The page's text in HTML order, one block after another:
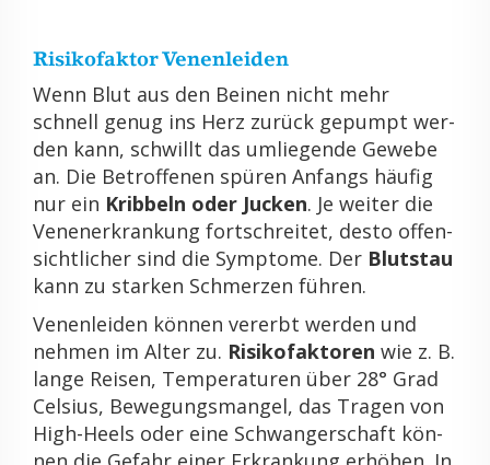
Ri­si­ko­fak­tor Ve­nen­lei­den
Wenn Blut aus den Bei­nen nicht mehr
schnell genug ins Herz zu­rück ge­pumpt wer­
den kann, schwillt das um­lie­gen­de Ge­we­be
an. Die Be­trof­fe­nen spü­ren An­fangs häu­fig
nur ein Krib­beln oder Ju­cken. Je wei­ter die
Ve­nen­er­kran­kung fort­schrei­tet, desto of­fen­
sicht­li­cher sind die Sym­pto­me. Der Blut­stau
kann zu star­ken Schmer­zen füh­ren.
Ve­nen­lei­den kön­nen ver­erbt wer­den und
neh­men im Alter zu. Ri­si­ko­fak­to­ren wie z. B.
lange Rei­sen, Tem­pe­ra­tu­ren über 28° Grad
Cel­si­us, Be­we­gungs­man­gel, das Tra­gen von
High-Heels oder eine Schwan­ger­schaft kön­